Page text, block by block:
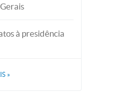
à presidência
»